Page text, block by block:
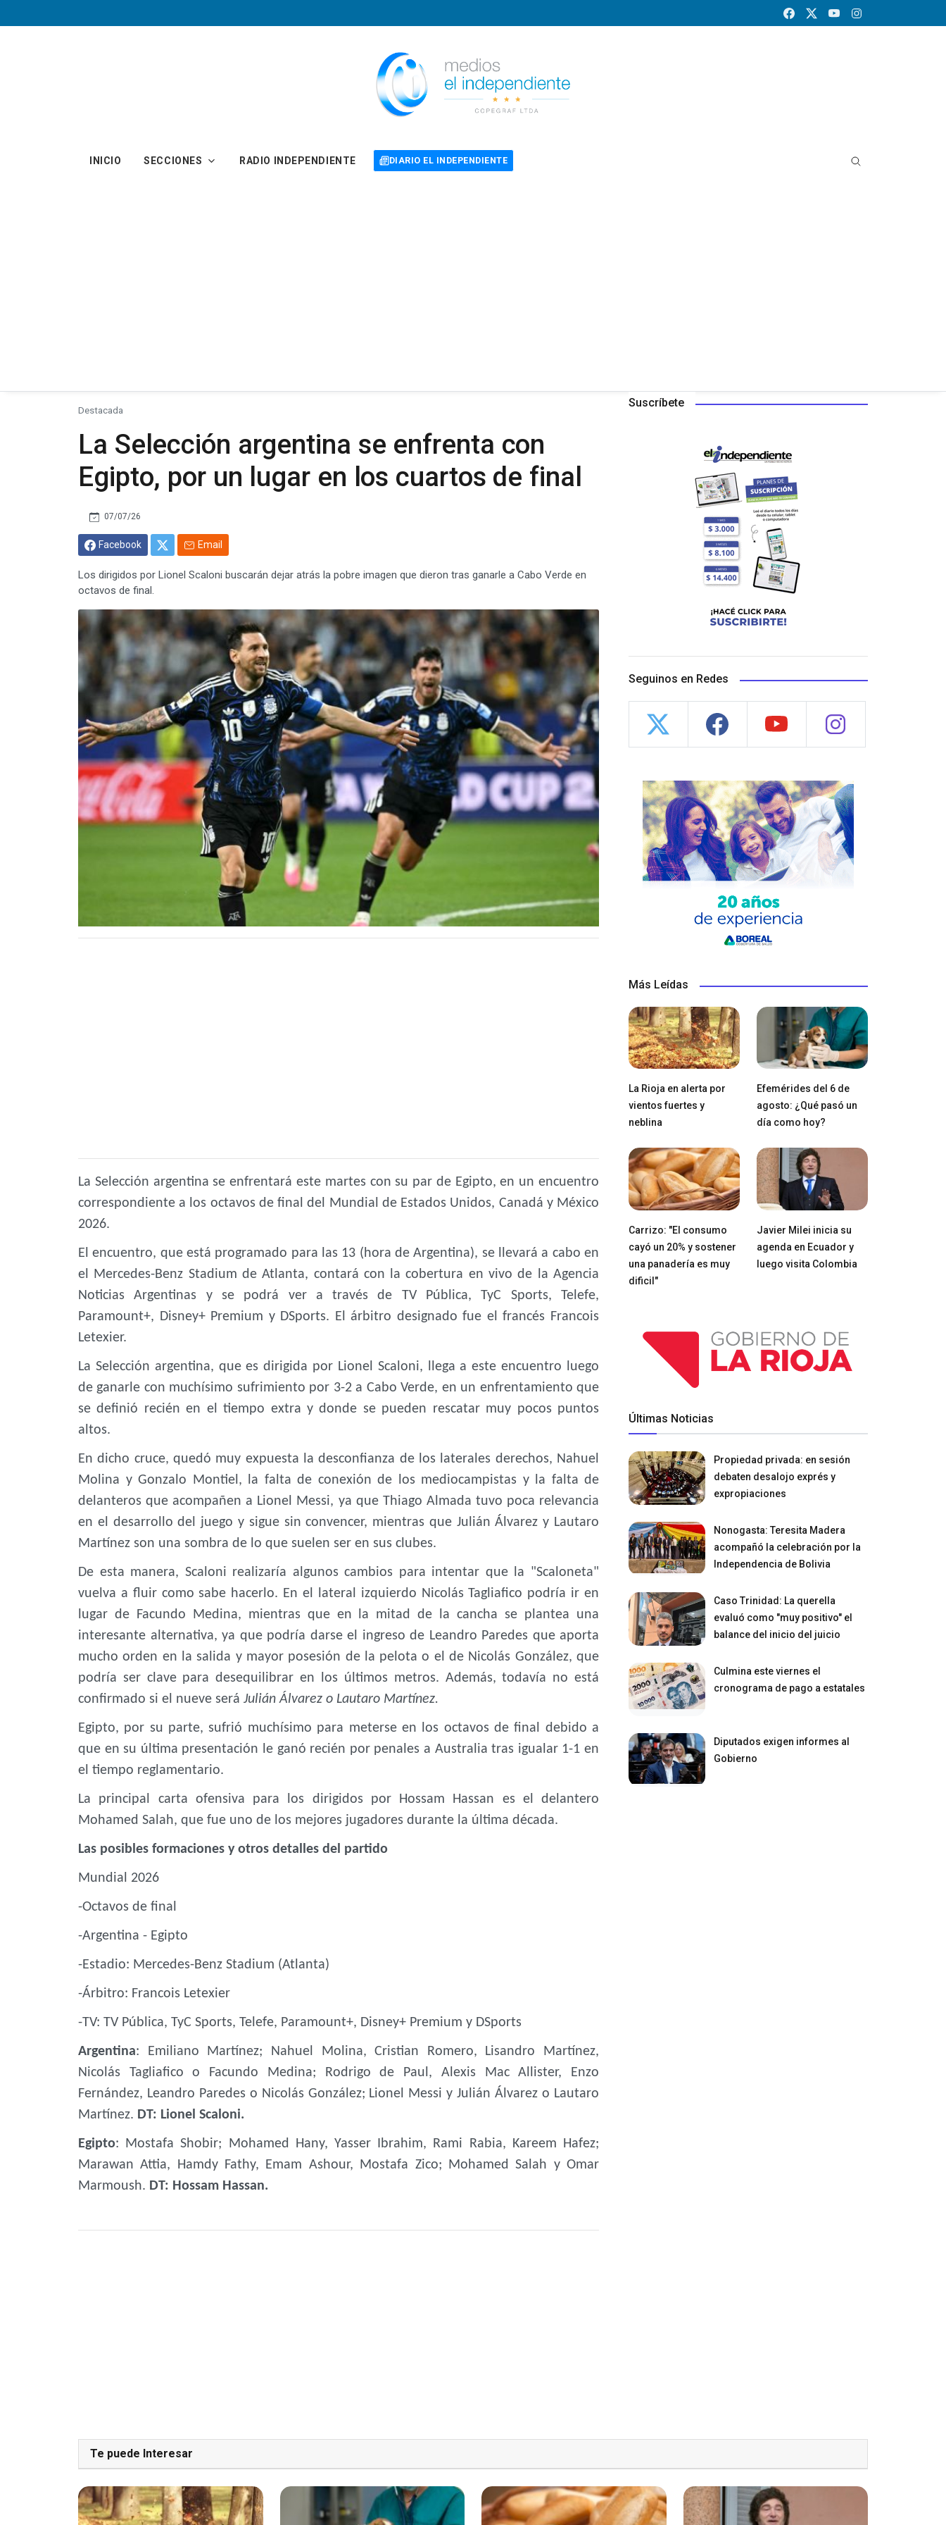
INICIO SECCIONES RADIO INDEPENDIENTE DIARIO EL INDEPENDIENTE
Destacada
La Selección argentina se enfrenta con
Egipto, por un lugar en los cuartos de final
07/07/26
Facebook Email
Los dirigidos por Lionel Scaloni buscarán dejar atrás la pobre imagen que dieron tras ganarle a Cabo Verde en
octavos de final.
La Selección argentina se enfrentará este martes con su par de Egipto, en un encuentro
correspondiente a los octavos de final del Mundial de Estados Unidos, Canadá y México
2026.
El encuentro, que está programado para las 13 (hora de Argentina), se llevará a cabo en
el Mercedes-Benz Stadium de Atlanta, contará con la cobertura en vivo de la Agencia
Noticias Argentinas y se podrá ver a través de TV Pública, TyC Sports, Telefe,
Paramount+, Disney+ Premium y DSports. El árbitro designado fue el francés Francois
Letexier.
La Selección argentina, que es dirigida por Lionel Scaloni, llega a este encuentro luego
de ganarle con muchísimo sufrimiento por 3-2 a Cabo Verde, en un enfrentamiento que
se definió recién en el tiempo extra y donde se pueden rescatar muy pocos puntos
altos.
En dicho cruce, quedó muy expuesta la desconfianza de los laterales derechos, Nahuel
Molina y Gonzalo Montiel, la falta de conexión de los mediocampistas y la falta de
delanteros que acompañen a Lionel Messi, ya que Thiago Almada tuvo poca relevancia
en el desarrollo del juego y sigue sin convencer, mientras que Julián Álvarez y Lautaro
Martínez son una sombra de lo que suelen ser en sus clubes.
De esta manera, Scaloni realizaría algunos cambios para intentar que la "Scaloneta"
vuelva a fluir como sabe hacerlo. En el lateral izquierdo Nicolás Tagliafico podría ir en
lugar de Facundo Medina, mientras que en la mitad de la cancha se plantea una
interesante alternativa, ya que podría darse el ingreso de Leandro Paredes que aporta
mucho orden en la salida y mayor posesión de la pelota o el de Nicolás González, que
podría ser clave para desequilibrar en los últimos metros. Además, todavía no está
confirmado si el nueve será Julián Álvarez o Lautaro Martínez.
Egipto, por su parte, sufrió muchísimo para meterse en los octavos de final debido a
que en su última presentación le ganó recién por penales a Australia tras igualar 1-1 en
el tiempo reglamentario.
La principal carta ofensiva para los dirigidos por Hossam Hassan es el delantero
Mohamed Salah, que fue uno de los mejores jugadores durante la última década.
Las posibles formaciones y otros detalles del partido
Mundial 2026
-Octavos de final
-Argentina - Egipto
-Estadio: Mercedes-Benz Stadium (Atlanta)
-Árbitro: Francois Letexier
-TV: TV Pública, TyC Sports, Telefe, Paramount+, Disney+ Premium y DSports
Argentina: Emiliano Martínez; Nahuel Molina, Cristian Romero, Lisandro Martínez,
Nicolás Tagliafico o Facundo Medina; Rodrigo de Paul, Alexis Mac Allister, Enzo
Fernández, Leandro Paredes o Nicolás González; Lionel Messi y Julián Álvarez o Lautaro
Martínez. DT: Lionel Scaloni.
Egipto: Mostafa Shobir; Mohamed Hany, Yasser Ibrahim, Rami Rabia, Kareem Hafez;
Marawan Attia, Hamdy Fathy, Emam Ashour, Mostafa Zico; Mohamed Salah y Omar
Marmoush. DT: Hossam Hassan.
Suscríbete
Seguinos en Redes
Más Leídas
La Rioja en alerta por
vientos fuertes y
neblina
Efemérides del 6 de
agosto: ¿Qué pasó un
día como hoy?
Carrizo: "El consumo
cayó un 20% y sostener
una panadería es muy
dificil"
Javier Milei inicia su
agenda en Ecuador y
luego visita Colombia
Últimas Noticias
Propiedad privada: en sesión
debaten desalojo exprés y
expropiaciones
Nonogasta: Teresita Madera
acompañó la celebración por la
Independencia de Bolivia
Caso Trinidad: La querella
evaluó como "muy positivo" el
balance del inicio del juicio
Culmina este viernes el
cronograma de pago a estatales
Diputados exigen informes al
Gobierno
Te puede Interesar